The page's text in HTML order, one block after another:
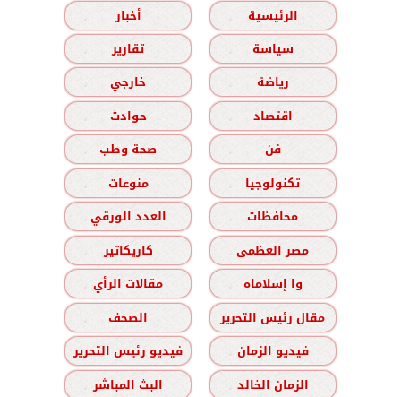
الرئيسية
أخبار
سياسة
تقارير
رياضة
خارجي
اقتصاد
حوادث
فن
صحة وطب
تكنولوجيا
منوعات
محافظات
العدد الورقي
مصر العظمى
كاريكاتير
وا إسلاماه
مقالات الرأي
مقال رئيس التحرير
الصحف
فيديو الزمان
فيديو رئيس التحرير
الزمان الخالد
البث المباشر